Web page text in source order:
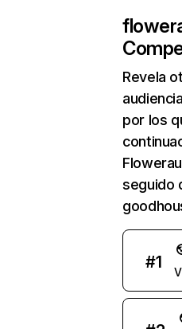
Revela
por los
seguido
#1